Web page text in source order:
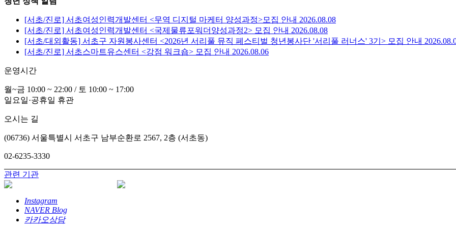
[서초/진로] 서초여성인력개발센터 <무역 디지털 마케터 양성과정>모집 안내 2026.08.08
[서초/진로] 서초여성인력개발센터 <국제물류포워더양성과정2> 모집 안내 2026.08.08
[서초/대외활동] 서초구 자원봉사센터 <2026년 서리풀 뮤직 페스티벌 청년봉사단 '서리풀 러너스' 3기> 모집 안내
[서초/진로] 서초스마트유스센터 <강점 워크숍> 모집 안내 2026.08.06
운영시간
월~금 10:00 ~ 22:00 / 토 10:00 ~ 17:00
일요일·공휴일 휴관
오시는 길
(06736) 서울특별시 서초구 남부순환로 2567, 2층 (서초동)
02-6235-3330
관련 기관
Instagram
NAVER Blog
카카오상담